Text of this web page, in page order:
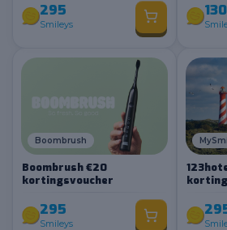
295
Smileys
Boombrush
Boombrush €20
kortingsvoucher
295
Smileys